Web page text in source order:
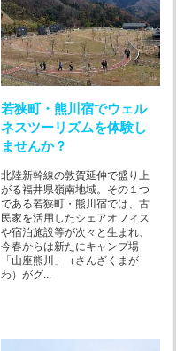
若狭町・熊川宿でウェル
ネスツーリズムを体験し
ませんか？
北陸新幹線の敦賀延伸で盛り上
がる福井県嶺南地域。その１つ
である若狭町・熊川宿では、古
民家を活用したシェアオフィス
や宿泊施設等が次々と生まれ、
今春からは新たにキャンプ場
「山座熊川」（さんざくまが
わ）がグ...